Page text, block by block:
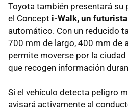
Toyota también presentará su
el Concept i-Walk, un
automático. Con un reducido
700 mm de largo, 400 mm de
permite moverse por la
que recogen información
Si el vehículo detecta peligro
avisará activamente al